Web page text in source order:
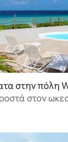
στα 5, 16
στην πόλη
στον